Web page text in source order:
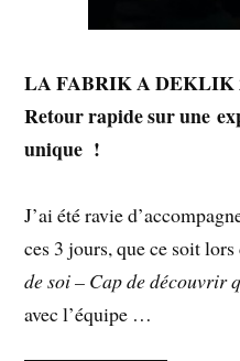
LA FABRIK A DEKLIK
Retour rapide sur une
unique !
J’ai été ravie
ces 3 jours, que ce soit
de soi – Cap de découvrir
avec l’équipe …